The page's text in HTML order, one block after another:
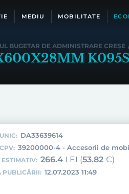
MEDIU MOBILITATE
BUGETAR DE ADMINISTRARE CREȘE
DA33639614
39200000-4 - Accesorii de
ESTIMATIV: 266.4LEI (53.82€)
PUBLICĂRII: 12.07.2023 11:49